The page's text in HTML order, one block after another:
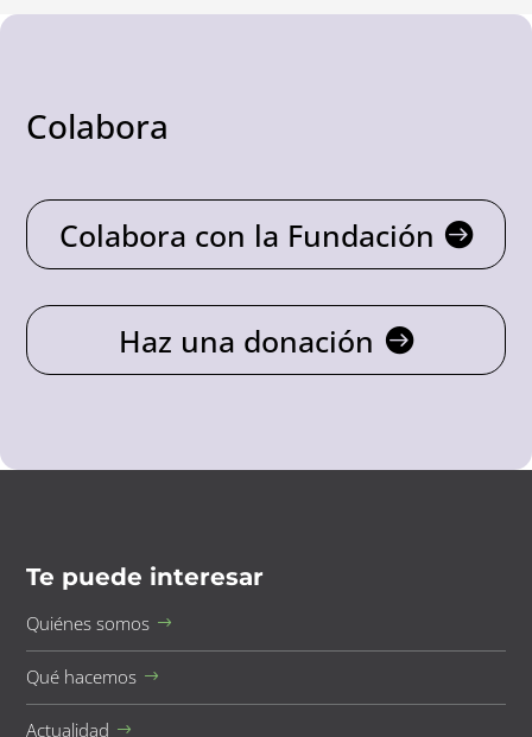
Colabora
Colabora con la Fundación
Haz una donación
Te puede interesar
Quiénes somos
Qué hacemos
Actualidad